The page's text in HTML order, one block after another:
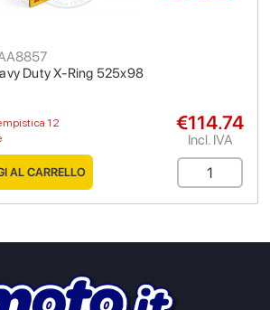
Duty X-Ring 525x98
12
€114.74
Incl. IVA
AL CARRELLO